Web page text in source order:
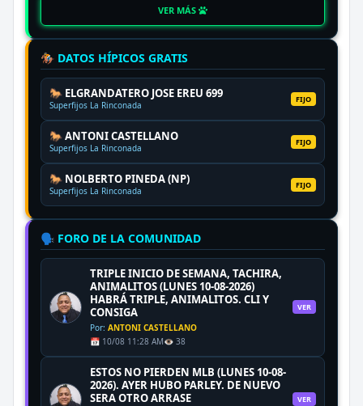
VER MÁS
🏇 DATOS HÍPICOS GRATIS
🐎 ELGRANDATERO JOSE EREU 699
Superfijos La Rinconada
FIJO
🐎 ANTONI CASTELLANO
Superfijos La Rinconada
FIJO
🐎 NOLBERTO PINEDA (NP)
Superfijos La Rinconada
FIJO
🗣️ FORO DE LA COMUNIDAD
TRIPLE INICIO DE SEMANA, TACHIRA,
ANIMALITOS (LUNES 10-08-2026)
HABRÁ TRIPLE, ANIMALITOS. CLI Y
CONSIGA
Por: ANTONI CASTELLANO
📅 10/08 11:28 AM👁️ 38
VER
ESTOS NO PIERDEN MLB (LUNES 10-08-
2026). AYER HUBO PARLEY. DE NUEVO
SERA OTRO ARRASE
VER